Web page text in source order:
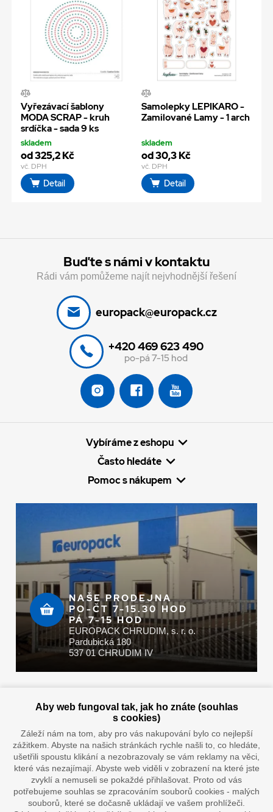
Vyřezávací šablony
MODA SCRAP - kruh
srdíčka - sada 9 ks
skladem
od 325,2 Kč
vč. DPH
Detail
Samolepky LEPIKARO -
Zamilované Lamy - 1 arch
skladem
od 30,3 Kč
vč. DPH
Detail
Buďte s námi v kontaktu
Rádi vám pomůžeme najít nejvhodnější řešení
europack@europack.cz
+420 469 623 490
po-pá 7-15 hod
Vybíráme z eshopu
Často hledáte
Pomoc s nákupem
NAŠE PRODEJNA
PO-ČT 7-15.30 HOD
PÁ 7-15 HOD
EUROPACK CHRUDIM, s. r. o.
Pardubická 180
537 01 CHRUDIM IV
Doprava vaším oblíbeným dopravcem
Aby web fungoval tak, jak ho znáte (souhlas
s cookies)
Záleží nám na tom, aby pro vás nakupování bylo co nejlepší
zážitkem. Abyste na našich stránkách rychle našli to, co hledáte,
ušetřili spoustu klikání a nezobrazovaly se vám reklamy na věci,
které vás nezajímají. Abyste web viděli v zobrazení na které jste
zvyklí a nemuseli se pokaždé přihlašovat. Proto od vás
potřebujeme souhlas se zpracováním souborů cookies - malých
souborů, které se dočasně ukládají ve vašem prohlížeči.